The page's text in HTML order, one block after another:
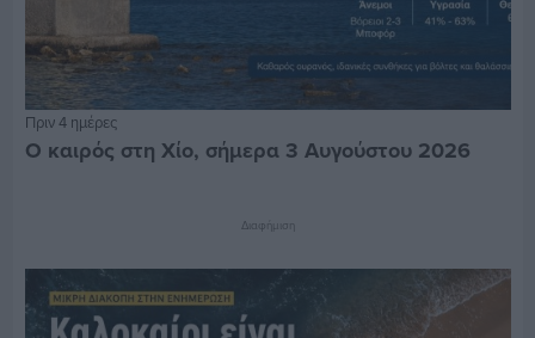
Πριν 4 ημέρες
Ο καιρός στη Χίο, σήμερα 3 Αυγούστου 2026
Διαφήμιση